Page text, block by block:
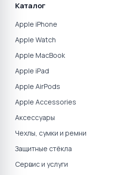
Каталог
Apple iPhone
Apple Watch
Apple MacBook
Apple iPad
Apple AirPods
Apple Accessories
Аксессуары
Чехлы, сумки и ремни
Защитные стёкла
Сервис и услуги